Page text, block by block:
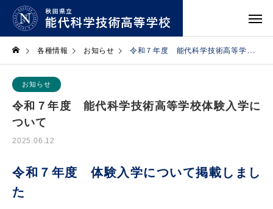
各種情報 お知らせ 令和７年度 能代科学技術高等学校体験入学について
お知らせ
令和７年度 能代科学技術高等学校体験入学に
ついて
2025.06.12
令和７年度 体験入学について掲載しまし
た